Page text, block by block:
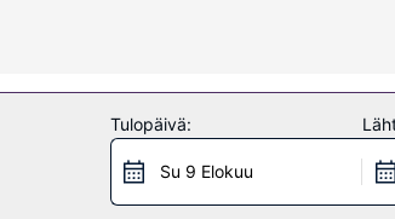
muutama drinkki baarissa. Ilmainen
Tulopäivä:
Su 9 Elokuu